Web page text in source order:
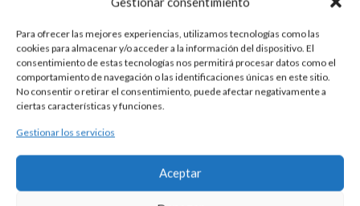
Para ofrecer las mejores experiencias, utilizamos tecnologías como las
cookies para almacenar y/o acceder a la información del dispositivo. El
consentimiento de estas tecnologías nos permitirá procesar datos como el
comportamiento de navegación o las identificaciones únicas en este sitio.
No consentir o retirar el consentimiento, puede afectar negativamente a
ciertas características y funciones.
Gestionar los servicios
Aceptar
GARGANTILLA DE CUERO Y CRUZ
85,00€
Esta es una pieza única al ser realizada de manera artesanal en
nuestros talleres de Madrid, España. Es por ello por lo que sus